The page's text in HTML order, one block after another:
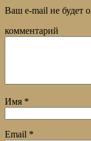
Ваш e-mail не будет
комментарий
Имя *
Email *